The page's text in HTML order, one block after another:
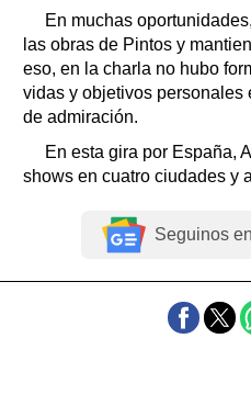
En muchas
las obras de Pintos y
eso, en la charla no hubo
vidas y objetivos personales
de admiración.
En esta gira por España,
shows en cuatro ciudades y
Seguinos en